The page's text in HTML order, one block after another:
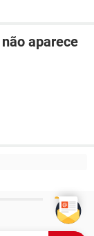
aparece